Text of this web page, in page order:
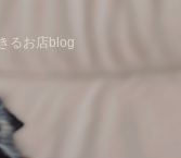
るお店blog